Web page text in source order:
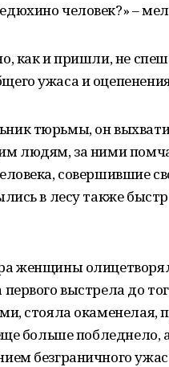
человек?» –
как и пришли, не
ужаса и
тюрьмы, он
людям, за ними
совершившие
в лесу также
женщины
выстрела до
стояла окаменелая,
больше побледнело,
безграничного